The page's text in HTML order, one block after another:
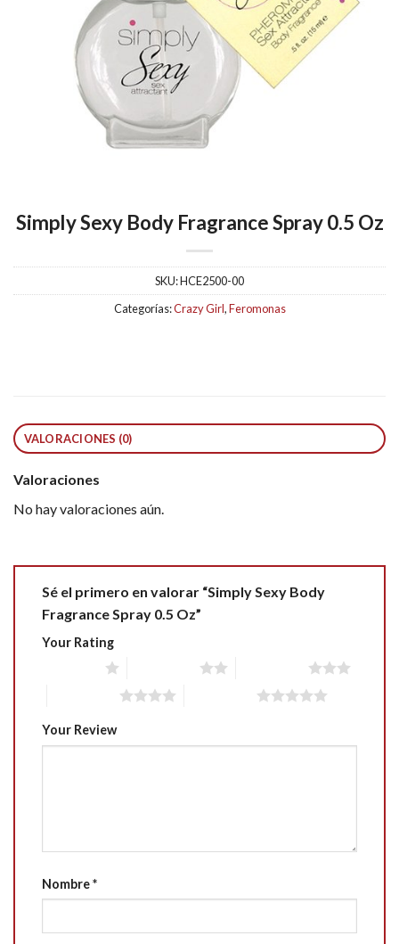
Simply Sexy Body Fragrance Spray 0.5 Oz
SKU:HCE2500-00
Categorías:Crazy Girl,Feromonas
VALORACIONES (0)
Valoraciones
No hay valoraciones aún.
Sé el primero en valorar “Simply Sexy Body
Fragrance Spray 0.5 Oz”
Your Rating
Your Review
Nombre*